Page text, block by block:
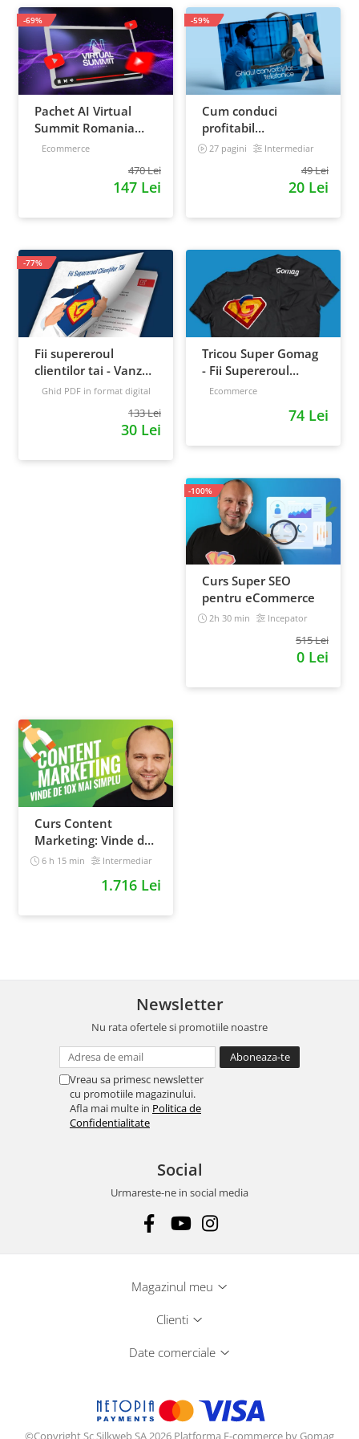
Pachet AI Virtual
Summit Romania
2026: inregistrari +
Ecommerce
470 Lei
147 Lei
-69%
Cum conduci
profitabil
convorbirile
27 pagini Intermediar
49 Lei
20 Lei
-59%
Fii supereroul
clientilor tai - Vanzari
pe pilot automat
Ghid PDF in format digital
133 Lei
30 Lei
-77%
Tricou Super Gomag
- Fii Supereroul
Clientilor Tai
Ecommerce
74 Lei
Curs Super SEO
pentru eCommerce
2h 30 min Incepator
515 Lei
0 Lei
-100%
Curs Content
Marketing: Vinde de
10x mai simplu
6 h 15 min Intermediar
1.716 Lei
Newsletter
Nu rata ofertele si promotiile noastre
Vreau sa primesc newsletter
cu promotiile magazinului.
Afla mai multe in Politica de
Confidentialitate
Social
Urmareste-ne in social media
Magazinul meu
Clienti
Date comerciale
©Copyright Sc Silkweb SA 2026 Platforma E-commerce by Gomag